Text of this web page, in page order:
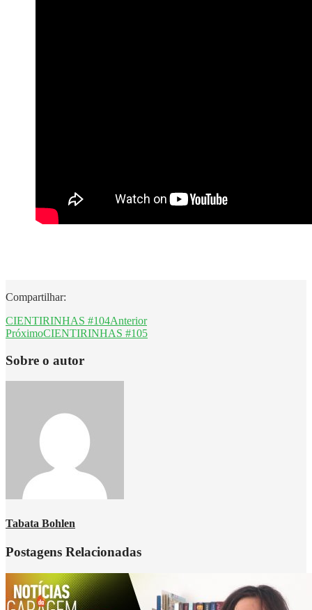
Compartilhar:
CIENTIRINHAS #104Anterior
PróximoCIENTIRINHAS #105
Sobre o autor
Tabata Bohlen
Postagens Relacionadas